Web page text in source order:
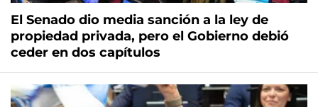
El Senado dio media sanción a la ley de
propiedad privada, pero el Gobierno debió
ceder en dos capítulos